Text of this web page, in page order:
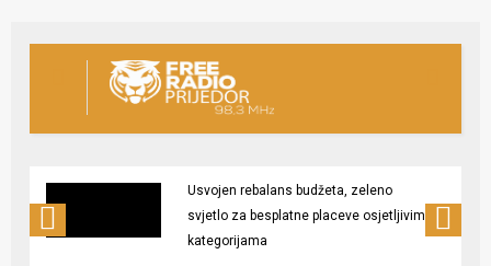
Usvojen rebalans budžeta, zeleno
svjetlo za besplatne placeve osjetljivim
kategorijama